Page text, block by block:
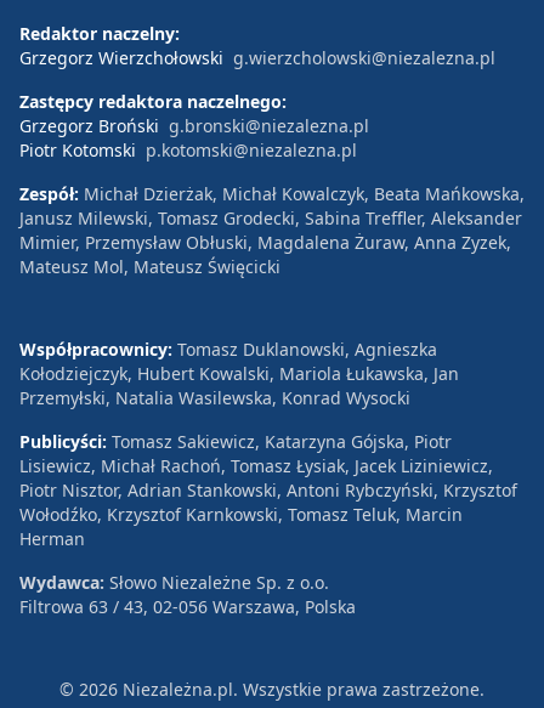
Redaktor naczelny:
Grzegorz Wierzchołowski g.wierzcholowski@niezalezna.pl
Zastępcy redaktora naczelnego:
Grzegorz Broński g.bronski@niezalezna.pl
Piotr Kotomski p.kotomski@niezalezna.pl
Zespół: Michał Dzierżak, Michał Kowalczyk, Beata Mańkowska,
Janusz Milewski, Tomasz Grodecki, Sabina Treffler, Aleksander
Mimier, Przemysław Obłuski, Magdalena Żuraw, Anna Zyzek,
Mateusz Mol, Mateusz Święcicki
Współpracownicy: Tomasz Duklanowski, Agnieszka
Kołodziejczyk, Hubert Kowalski, Mariola Łukawska, Jan
Przemyłski, Natalia Wasilewska, Konrad Wysocki
Publicyści: Tomasz Sakiewicz, Katarzyna Gójska, Piotr
Lisiewicz, Michał Rachoń, Tomasz Łysiak, Jacek Liziniewicz,
Piotr Nisztor, Adrian Stankowski, Antoni Rybczyński, Krzysztof
Wołodźko, Krzysztof Karnkowski, Tomasz Teluk, Marcin
Herman
Wydawca: Słowo Niezależne Sp. z o.o.
Filtrowa 63 / 43, 02-056 Warszawa, Polska
© 2026 Niezależna.pl. Wszystkie prawa zastrzeżone.